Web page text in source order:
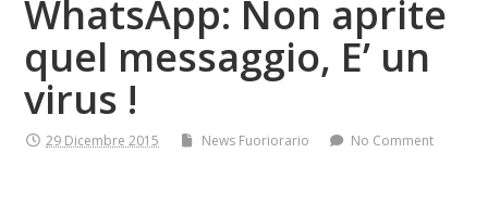
WhatsApp: Non aprite
quel messaggio, E’ un
virus !
29 Dicembre 2015 News Fuoriorario No Comment